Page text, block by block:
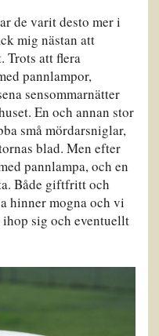
de varit desto mer i
mig nästan att
Trots att flera
pannlampor,
sensommarnätter
En och annan stor
små mördarsniglar,
blad. Men efter
pannlampa, och en
Både giftfritt och
hinner mogna och vi
sig och eventuellt